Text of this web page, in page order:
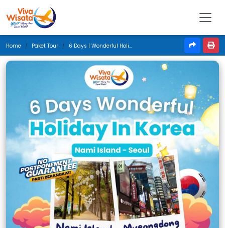
Home Paket Tour 6 Days | Wonderful Holiday In Korea | Maret 2025 | Jakarta